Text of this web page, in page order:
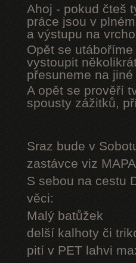
Ahoj - pokud čteš
práce jsou v
a výstupu na
Opět se
vystoupit
přesuneme na
A opět se prověří
spousty zážitků,
Sraz bude v
zastávce viz MAPA
S sebou na cestu
věci:
Malý batůžek
delší kalhoty či
pití v PET lahvi